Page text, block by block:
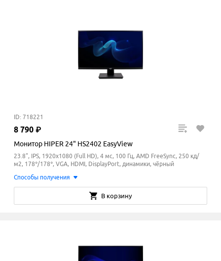
ID: 718221
8 790 ₽
Монитор HIPER 24" HS2402 EasyView
23.8", IPS, 1920x1080 (Full HD), 4 мс, 100 Гц, AMD FreeSync, 250 кд/
м2, 178°/178°, VGA, HDMI, DisplayPort, динамики, чёрный
Способы получения
В корзину